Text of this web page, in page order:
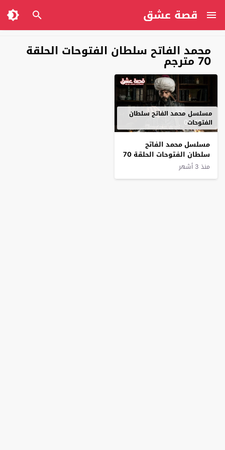
قصة عشق
محمد الفاتح سلطان الفتوحات الحلقة
70 مترجم
02:40:15
مسلسل محمد الفاتح سلطان
الفتوحات
مسلسل محمد الفاتح
سلطان الفتوحات الحلقة 70
مترجم
منذ 3 أشهر